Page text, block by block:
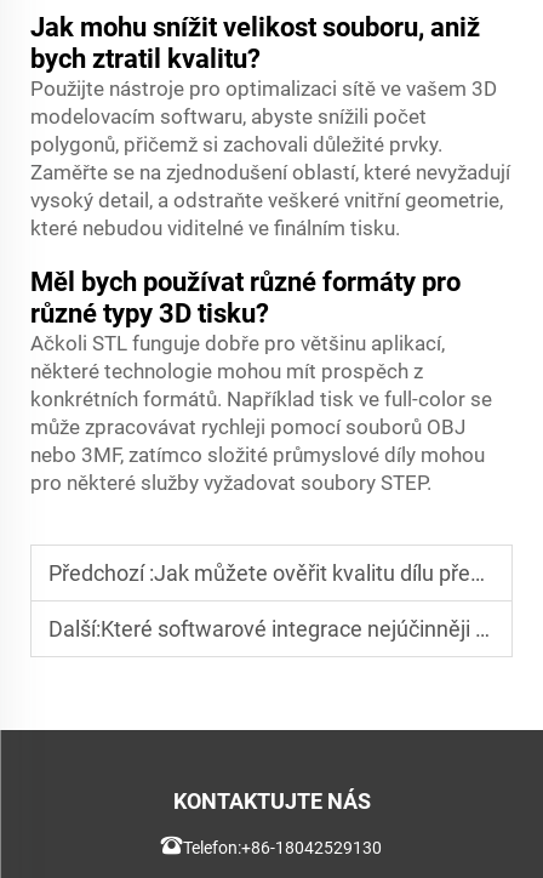
Jak mohu snížit velikost souboru, aniž
bych ztratil kvalitu?
Použijte nástroje pro optimalizaci sítě ve vašem 3D
modelovacím softwaru, abyste snížili počet
polygonů, přičemž si zachovali důležité prvky.
Zaměřte se na zjednodušení oblastí, které nevyžadují
vysoký detail, a odstraňte veškeré vnitřní geometrie,
které nebudou viditelné ve finálním tisku.
Měl bych používat různé formáty pro
různé typy 3D tisku?
Ačkoli STL funguje dobře pro většinu aplikací,
některé technologie mohou mít prospěch z
konkrétních formátů. Například tisk ve full-color se
může zpracovávat rychleji pomocí souborů OBJ
nebo 3MF, zatímco složité průmyslové díly mohou
pro některé služby vyžadovat soubory STEP.
Předchozí :Jak můžete ověřit kvalitu dílu před potvrzením objednávky 3D tisku online?
Další:Které softwarové integrace nejúčinněji snižují prostoj v rozsáhlých provozech 3D tisku?
KONTAKTUJTE NÁS
Telefon:+86-18042529130